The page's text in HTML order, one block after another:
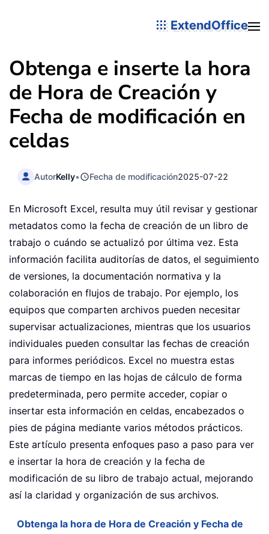
ExtendOffice
Obtenga e inserte la hora
de Hora de Creación y
Fecha de modificación en
celdas
AutorKelly• Fecha de modificación2025-07-22
En Microsoft Excel, resulta muy útil revisar y gestionar
metadatos como la fecha de creación de un libro de
trabajo o cuándo se actualizó por última vez. Esta
información facilita auditorías de datos, el seguimiento
de versiones, la documentación normativa y la
colaboración en flujos de trabajo. Por ejemplo, los
equipos que comparten archivos pueden necesitar
supervisar actualizaciones, mientras que los usuarios
individuales pueden consultar las fechas de creación
para informes periódicos. Excel no muestra estas
marcas de tiempo en las hojas de cálculo de forma
predeterminada, pero permite acceder, copiar o
insertar esta información en celdas, encabezados o
pies de página mediante varios métodos prácticos.
Este artículo presenta enfoques paso a paso para ver
e insertar la hora de creación y la fecha de
modificación de su libro de trabajo actual, mejorando
así la claridad y organización de sus archivos.
Obtenga la hora de Hora de Creación y Fecha de